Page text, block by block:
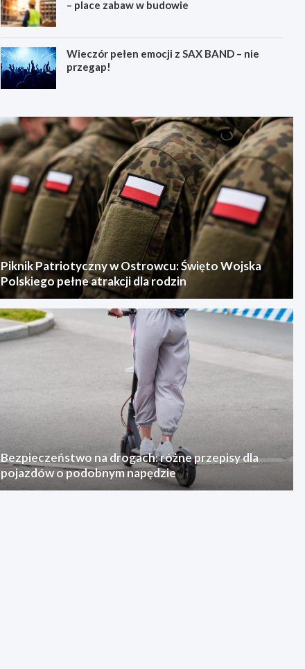
– place zabaw w budowie
Wieczór pełen emocji z SAX BAND – nie
przegap!
Piknik Patriotyczny w Ostrowcu: Święto Wojska
Polskiego pełne atrakcji dla rodzin
Bezpieczeństwo na drogach: różne przepisy dla
pojazdów o podobnym napędzie